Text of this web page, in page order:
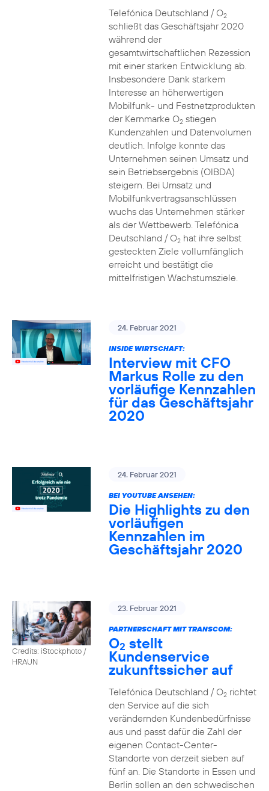
Telefónica Deutschland / O2
schließt das Geschäftsjahr 2020
während der
gesamtwirtschaftlichen Rezession
mit einer starken Entwicklung ab.
Insbesondere Dank starkem
Interesse an höherwertigen
Mobilfunk- und Festnetzprodukten
der Kernmarke O2stiegen
Kundenzahlen und Datenvolumen
deutlich. Infolge konnte das
Unternehmen seinen Umsatz und
sein Betriebsergebnis (OIBDA)
steigern. Bei Umsatz und
Mobilfunkvertragsanschlüssen
wuchs das Unternehmen stärker
als der Wettbewerb. Telefónica
Deutschland / O2hat ihre selbst
gesteckten Ziele vollumfänglich
erreicht und bestätigt die
mittelfristigen Wachstumsziele.
24. Februar 2021
INSIDE WIRTSCHAFT:
Interview mit CFO
Markus Rolle zu den
vorläufige Kennzahlen
für das Geschäftsjahr
2020
24. Februar 2021
BEI YOUTUBE ANSEHEN:
Die Highlights zu den
vorläufigen
Kennzahlen im
Geschäftsjahr 2020
Credits: iStockphoto /
HRAUN
23. Februar 2021
PARTNERSCHAFT MIT TRANSCOM:
O2 stellt
Kundenservice
zukunftssicher auf
Telefónica Deutschland / O2richtet
den Service auf die sich
verändernden Kundenbedürfnisse
aus und passt dafür die Zahl der
eigenen Contact-Center-
Standorte von derzeit sieben auf
fünf an. Die Standorte in Essen und
Berlin sollen an den schwedischen